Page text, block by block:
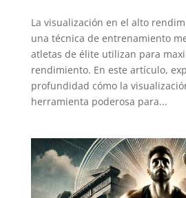
La visualización en el alto
una técnica de entrenamiento
atletas de élite utilizan para
rendimiento. En este artículo,
profundidad cómo la
herramienta poderosa para...